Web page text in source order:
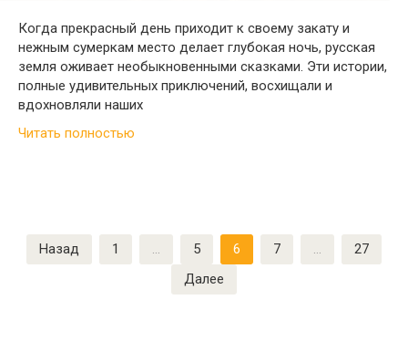
Когда прекрасный день приходит к своему закату и
нежным сумеркам место делает глубокая ночь, русская
земля оживает необыкновенными сказками. Эти истории,
полные удивительных приключений, восхищали и
вдохновляли наших
Читать полностью
Пагинация
записей
Назад 1 … 5 6 7 …
27
Далее